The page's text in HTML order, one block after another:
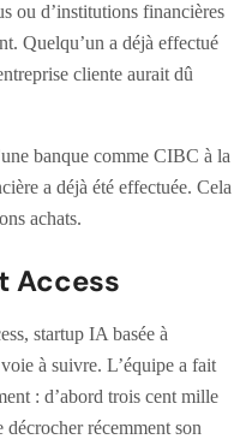
ou d’institutions financières
Quelqu’un a déjà effectué
cliente aurait dû
banque comme CIBC à la
a déjà été effectuée. Cela
achats.
Access
startup IA basée à
à suivre. L’équipe a fait
: d’abord trois cent mille
récemment son